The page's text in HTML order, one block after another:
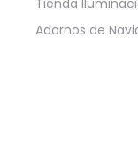
Tienda
Adornos de